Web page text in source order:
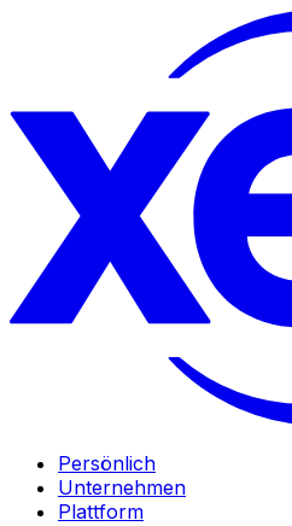
Persönlich
Unternehmen
Plattform